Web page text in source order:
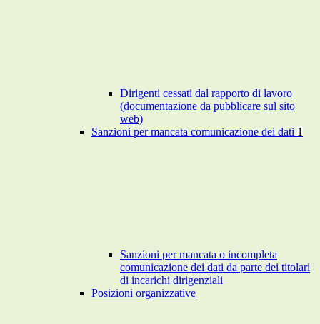
Dirigenti cessati dal rapporto di lavoro
(documentazione da pubblicare sul sito
web)
Sanzioni per mancata comunicazione dei dati 1
Sanzioni per mancata o incompleta
comunicazione dei dati da parte dei titolari
di incarichi dirigenziali
Posizioni organizzative